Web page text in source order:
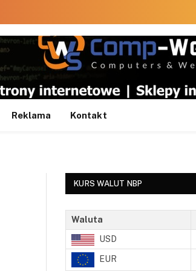
Reklama Kontakt
KURS WALUT NBP
Waluta
USD
EUR